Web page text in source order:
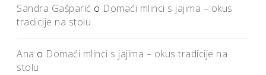
Sandra Gašparić o Domaći mlinci s jajima – okus
tradicije na stolu
Ana o Domaći mlinci s jajima – okus tradicije na
stolu